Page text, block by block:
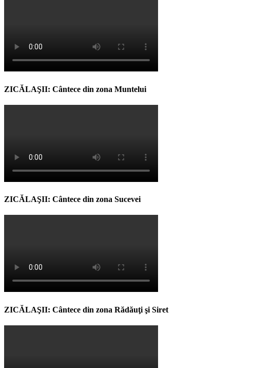
ZICĂLAŞII: Cântece din zona Muntelui
ZICĂLAŞII: Cântece din zona Sucevei
ZICĂLAŞII: Cântece din zona Rădăuţi şi Siret